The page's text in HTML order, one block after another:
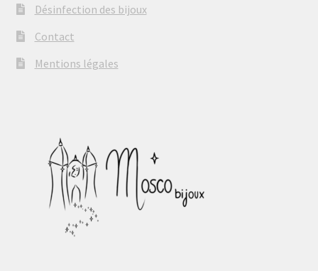
Désinfection des bijoux
Contact
Mentions légales